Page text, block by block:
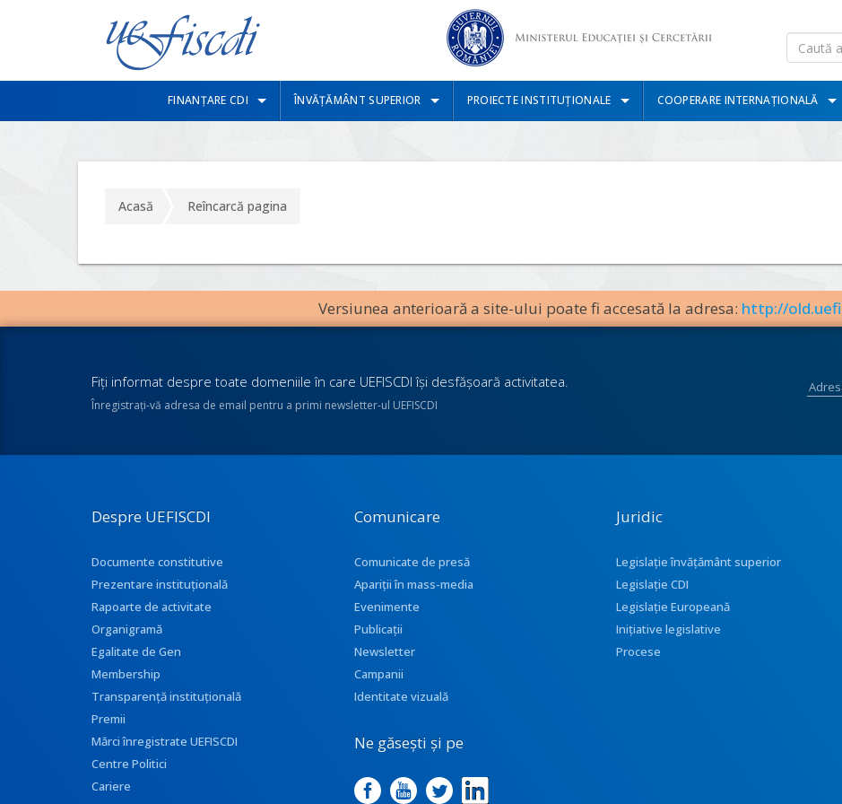
FINANȚARE CDI ÎNVĂȚĂMÂNT SUPERIOR PROIECTE INSTITUȚIONALE COOPERARE INTERNAȚIONALĂ
Acasă Reîncarcă pagina
Versiunea anterioară a site-ului poate fi accesată la adresa: http://
Fiţi informat despre toate domeniile în care UEFISCDI îşi desfăşoară activitatea.
Înregistraţi-vă adresa de email pentru a primi newsletter-ul UEFISCDI
Despre UEFISCDI
Documente constitutive
Prezentare instituţională
Rapoarte de activitate
Organigramă
Egalitate de Gen
Membership
Transparenţă instituţională
Premii
Mărci înregistrate UEFISCDI
Centre Politici
Cariere
Comunicare
Comunicate de presă
Apariţii în mass-media
Evenimente
Publicații
Newsletter
Campanii
Identitate vizuală
Ne găsești și pe
Juridic
Legislație învățământ superior
Legislație CDI
Legislație Europeană
Inițiative legislative
Procese